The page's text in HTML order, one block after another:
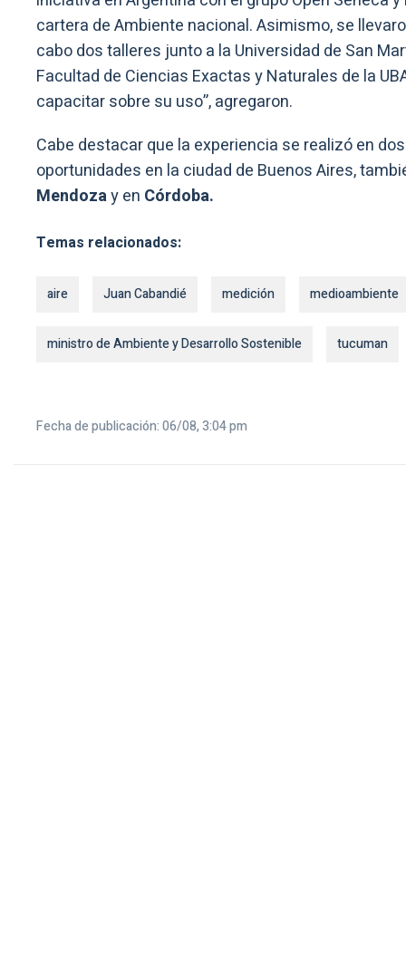
cartera de Ambiente nacional. Asimismo, se
cabo dos talleres junto a la Universidad de San
Facultad de Ciencias Exactas y Naturales de la
capacitar sobre su uso”, agregaron.
Cabe destacar que la experiencia se realizó en dos
oportunidades en la ciudad de Buenos Aires,
Mendozay en Córdoba.
Temas relacionados:
aire Juan Cabandié medición medioambiente
ministro de Ambiente y Desarrollo Sostenible tucuman
Fecha de publicación: 06/08, 3:04 pm